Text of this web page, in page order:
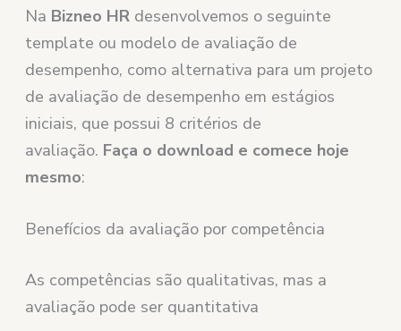
Na Bizneo HR desenvolvemos o seguinte
template ou modelo de avaliação de
desempenho, como alternativa para um projeto
de avaliação de desempenho em estágios
iniciais, que possui 8 critérios de
avaliação. Faça o download e comece hoje
mesmo:
Benefícios da avaliação por competência
As competências são qualitativas, mas a
avaliação pode ser quantitativa